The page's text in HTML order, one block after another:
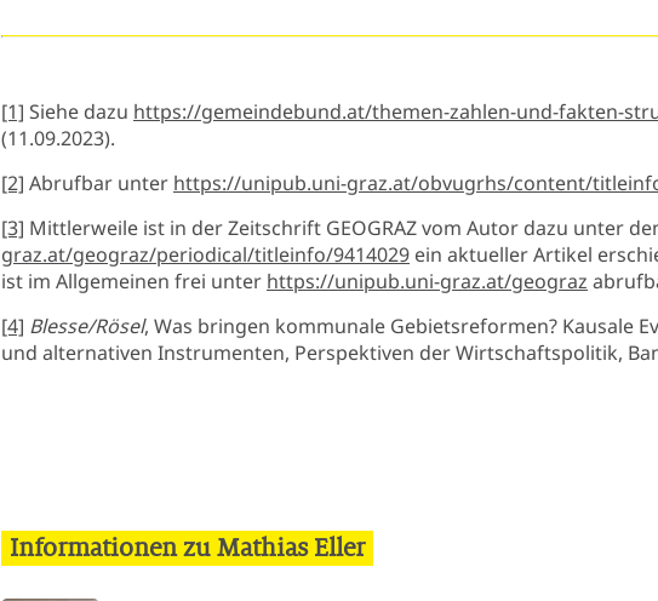
[1] Siehe dazu https://gemeindebund.at/themen-zahlen-und-fakten-
(11.09.2023).
[2] Abrufbar unter https://unipub.uni-graz.at/obvugrhs/content/
[3] Mittlerweile ist in der Zeitschrift GEOGRAZ vom Autor dazu unter
graz.at/geograz/periodical/titleinfo/9414029 ein aktueller Artikel
ist im Allgemeinen frei unter https://unipub.uni-graz.at/geograz
[4] Blesse/Rösel, Was bringen kommunale Gebietsreformen? Kausale
und alternativen Instrumenten, Perspektiven der Wirtschaftspolitik,
Informationen zu Mathias Eller